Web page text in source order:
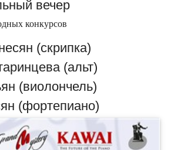
вечер
конкурсов
(скрипка)
(альт)
(виолончель)
(фортепиано)